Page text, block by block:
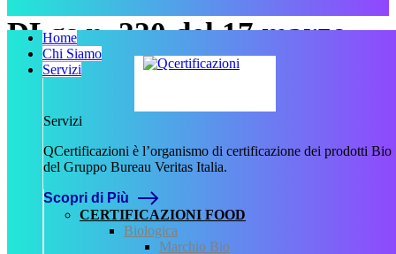
Home
Chi Siamo
Servizi
Servizi
QCertificazioni è l’organismo di certificazione dei prodotti Bio
del Gruppo Bureau Veritas Italia.
Scopri di Più
CERTIFICAZIONI FOOD
Biologica
Marchio Bio
DLgs n. 220 del 17 marzo
1995
17 Marzo 1995
220
Tipologia:
Decreto
Tipo normativa:
Normativa Nazionale